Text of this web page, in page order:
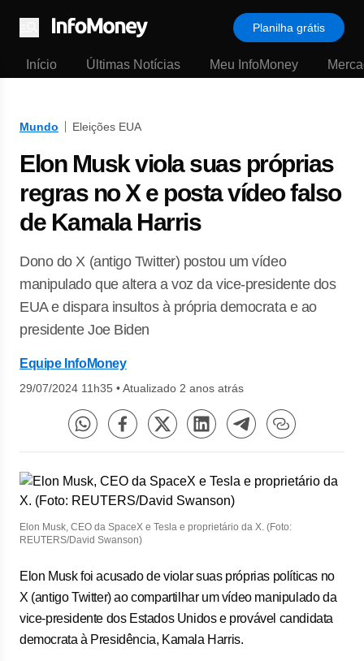
Menu
Planilha grátis
Início Últimas Notícias Meu InfoMoney
Mundo Eleições EUA
Elon Musk viola suas próprias
regras no X e posta vídeo falso
de Kamala Harris
Dono do X (antigo Twitter) postou um vídeo
manipulado que altera a voz da vice-presidente dos
EUA e dispara insultos à própria democrata e ao
presidente Joe Biden
Equipe InfoMoney
29/07/2024 11h35 •Atualizado 2 anos atrás
Elon Musk, CEO da SpaceX e Tesla e proprietário da X. (Foto:
REUTERS/David Swanson)
Elon Musk foi acusado de violar suas próprias políticas no
X (antigo Twitter) ao compartilhar um vídeo manipulado da
vice-presidente dos Estados Unidos e provável candidata
democrata à Presidência, Kamala Harris.